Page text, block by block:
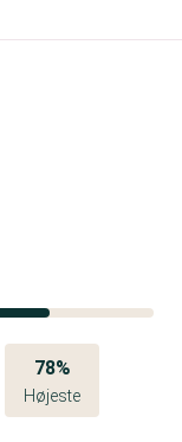
78%
Højeste